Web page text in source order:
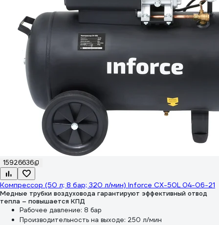
15926636
Компрессор (50 л; 8 бар; 320 л/мин) Inforce CX-50L 04-06-21
Медные трубки воздуховода гарантируют эффективный отвод
тепла – повышается КПД
Рабочее давление: 8 бар
Производительность на выходе: 250 л/мин